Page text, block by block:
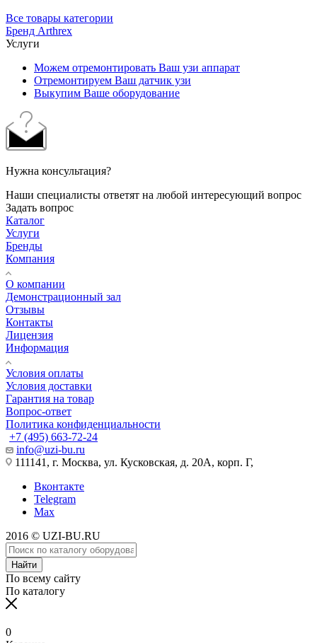
Все товары категории
Бренд Arthrex
Услуги
Можем отремонтировать Ваш узи аппарат
Отремонтируем Ваш датчик узи
Выкупим Ваше оборудование
Нужна консультация?
Наши специалисты ответят на любой интересующий вопрос
Задать вопрос
Каталог
Услуги
Бренды
Компания
О компании
Демонстрационный зал
Отзывы
Контакты
Лицензия
Информация
Условия оплаты
Условия доставки
Гарантия на товар
Вопрос-ответ
Политика конфиденциальности
+7 (495) 663-72-24
info@uzi-bu.ru
111141, г. Москва, ул. Кусковская, д. 20А, корп. Г,
Вконтакте
Telegram
Max
2016 © UZI-BU.RU
Найти
По всему сайту
По каталогу
0